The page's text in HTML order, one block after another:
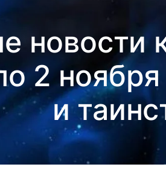
новости
2
и